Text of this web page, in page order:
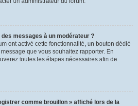
messages à un modérateur ?
ont activé cette fonctionnalité, un bouton dédié
que vous souhaitez rapporter. En
toutes les étapes nécessaires afin de
comme brouillon » affiché lors de la